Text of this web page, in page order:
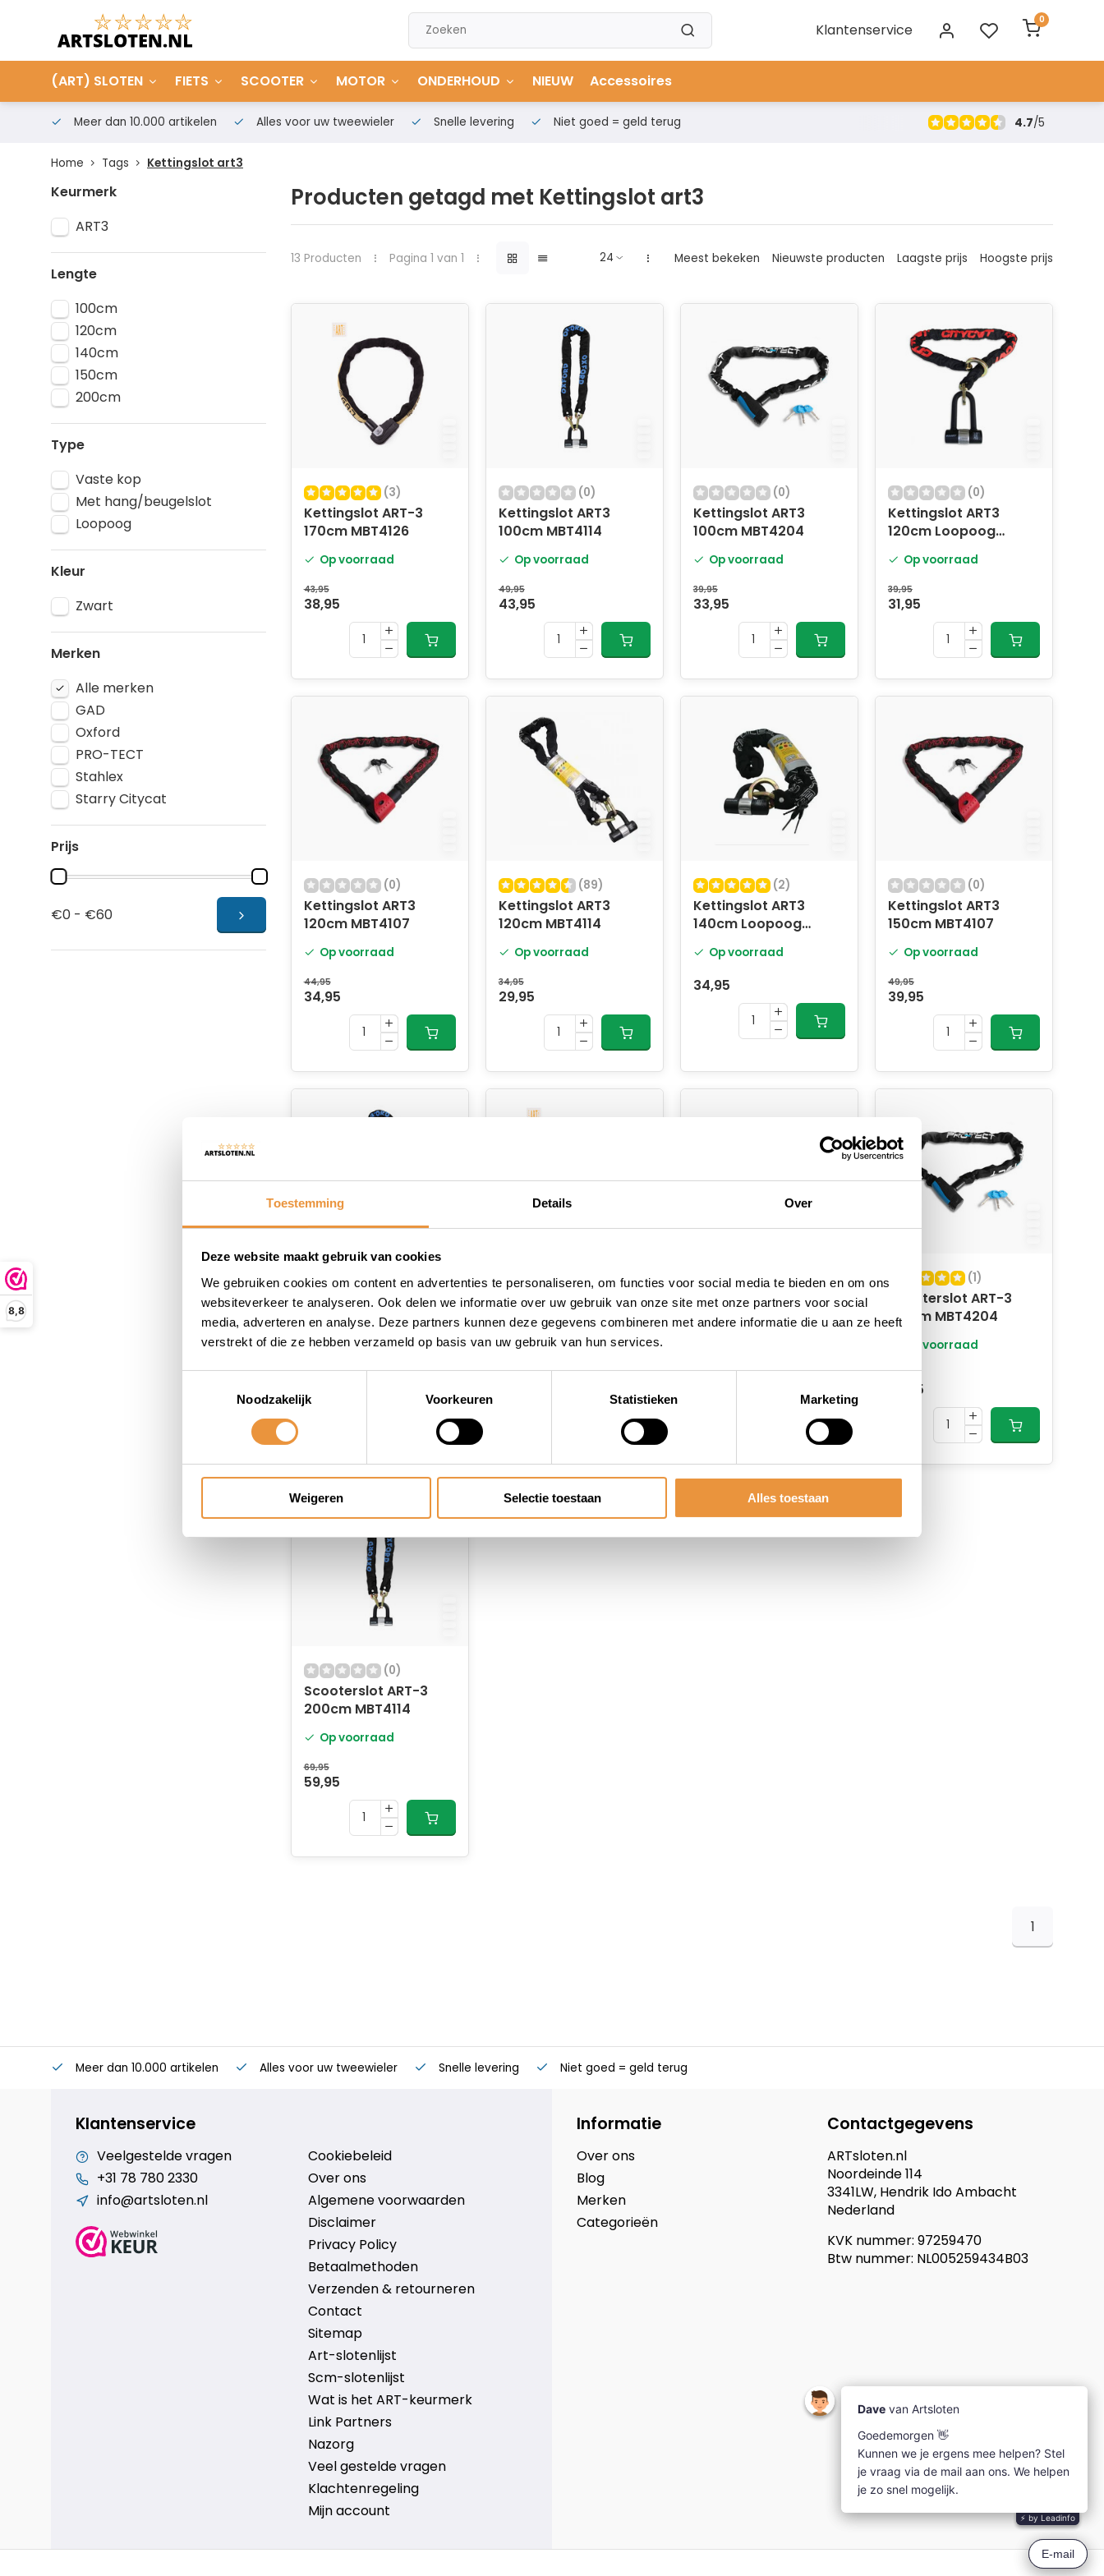
Toestemming Details Over
Deze website maakt gebruik van cookies
We gebruiken cookies om content en advertenties te personaliseren, om functies voor social media te bieden en om ons
websiteverkeer te analyseren. Ook delen we informatie over uw gebruik van onze site met onze partners voor social
media, adverteren en analyse. Deze partners kunnen deze gegevens combineren met andere informatie die u aan ze heeft
verstrekt of die ze hebben verzameld op basis van uw gebruik van hun services.
Noodzakelijk
Voorkeuren Statistieken Marketing
Weigeren Selectie toestaan Alles toestaan
8,8
Klantenservice
0
(ART) SLOTEN FIETS SCOOTER MOTOR ONDERHOUD NIEUW Accessoires
Meer dan 10.000 artikelen Alles voor uw tweewieler Snelle levering Niet goed = geld terug 4.7/5
Home Tags Kettingslot art3
Keurmerk
ART3
Lengte
100cm
120cm
140cm
150cm
200cm
Type
Vaste kop
Met hang/beugelslot
Loopoog
Kleur
Zwart
Merken
Alle merken
GAD
Oxford
PRO-TECT
Stahlex
Starry Citycat
Prijs
€0 - €60
Producten getagd met Kettingslot art3
13 Producten Pagina 1 van 1 Meest bekeken Nieuwste producten Laagste prijs Hoogste prijs
(3)
Kettingslot ART-3
170cm MBT4126
Op voorraad
43,95
38,95
(0)
Kettingslot ART3
100cm MBT4114
Op voorraad
49,95
43,95
(0)
Kettingslot ART3
100cm MBT4204
Op voorraad
39,95
33,95
(0)
Kettingslot ART3
120cm Loopoog
Op voorraad
39,95
31,95
(0)
Kettingslot ART3
120cm MBT4107
Op voorraad
44,95
34,95
(89)
Kettingslot ART3
120cm MBT4114
Op voorraad
34,95
29,95
(2)
Kettingslot ART3
140cm Loopoog
Op voorraad
34,95
(0)
Kettingslot ART3
150cm MBT4107
Op voorraad
49,95
39,95
(0)
Kettingslot ART3
150cm MBT4114
Op voorraad
(1)
Scooterslot ART-3
120cm MBT4126
Niet op voorraad
(2)
Scooterslot ART-3
120cm MBT4204
43,95
(1)
Scooterslot ART-3
150cm MBT4204
Op voorraad
48,95
37,95
(0)
Scooterslot ART-3
200cm MBT4114
Op voorraad
69,95
59,95
1
Meer dan 10.000 artikelen Alles voor uw tweewieler Snelle levering Niet goed = geld terug
Klantenservice
Veelgestelde vragen
+31 78 780 2330
info@artsloten.nl
Cookiebeleid
Over ons
Algemene voorwaarden
Disclaimer
Privacy Policy
Betaalmethoden
Verzenden & retourneren
Contact
Sitemap
Art-slotenlijst
Scm-slotenlijst
Wat is het ART-keurmerk
Link Partners
Nazorg
Veel gestelde vragen
Klachtenregeling
Mijn account
Informatie
Over ons
Blog
Merken
Categorieën
Contactgegevens
ARTsloten.nl
Noordeinde 114
3341LW, Hendrik Ido Ambacht
Nederland
KVK nummer: 97259470
Btw nummer: NL005259434B03